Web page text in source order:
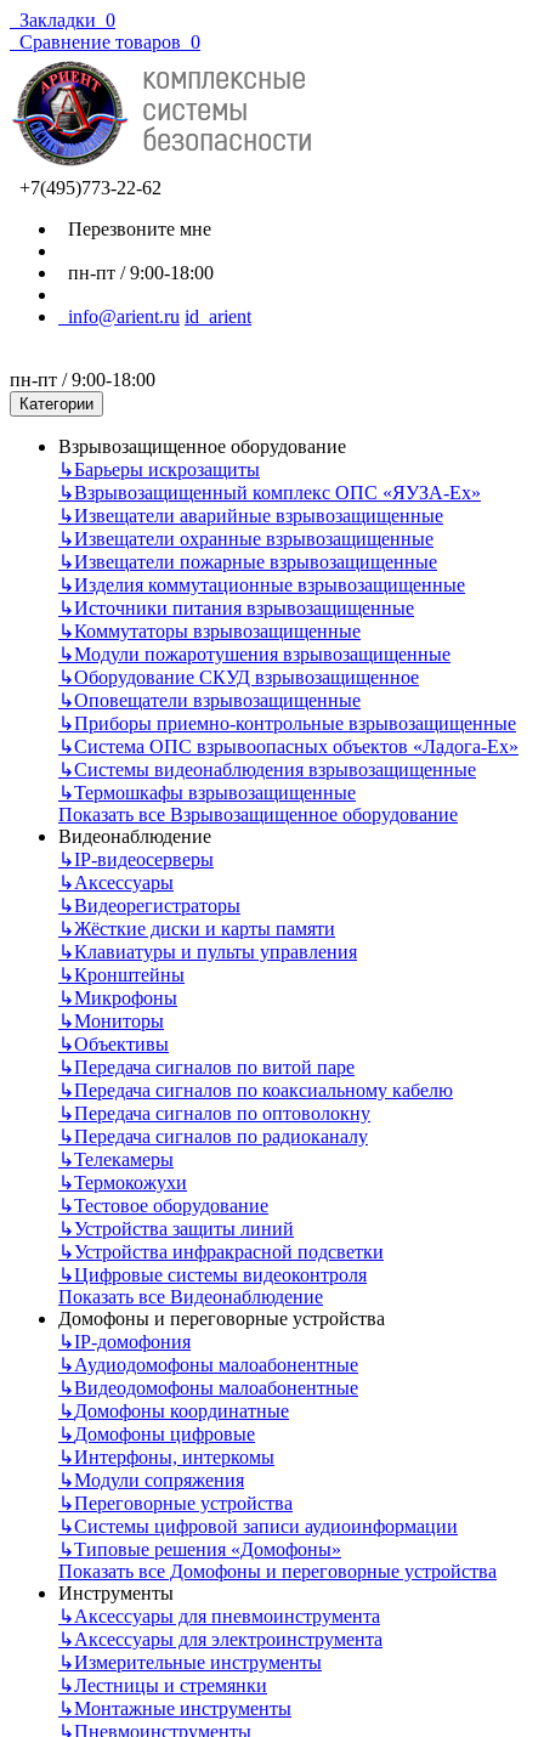
Закладки 0
Сравнение товаров 0
+7(495)773-22-62
Перезвоните мне
пн-пт / 9:00-18:00
info@arient.ru id_arient
пн-пт / 9:00-18:00
Категории
Взрывозащищенное оборудование
↳Барьеры искрозащиты
↳Взрывозащищенный комплекс ОПС «ЯУЗА-Ех»
↳Извещатели аварийные взрывозащищенные
↳Извещатели охранные взрывозащищенные
↳Извещатели пожарные взрывозащищенные
↳Изделия коммутационные взрывозащищенные
↳Источники питания взрывозащищенные
↳Коммутаторы взрывозащищенные
↳Модули пожаротушения взрывозащищенные
↳Оборудование СКУД взрывозащищенное
↳Оповещатели взрывозащищенные
↳Приборы приемно-контрольные взрывозащищенные
↳Система ОПС взрывоопасных объектов «Ладога-Ex»
↳Системы видеонаблюдения взрывозащищенные
↳Термошкафы взрывозащищенные
Показать все Взрывозащищенное оборудование
Видеонаблюдение
↳IP-видеосерверы
↳Аксессуары
↳Видеорегистраторы
↳Жёсткие диски и карты памяти
↳Клавиатуры и пульты управления
↳Кронштейны
↳Микрофоны
↳Мониторы
↳Объективы
↳Передача сигналов по витой паре
↳Передача сигналов по коаксиальному кабелю
↳Передача сигналов по оптоволокну
↳Передача сигналов по радиоканалу
↳Телекамеры
↳Термокожухи
↳Тестовое оборудование
↳Устройства защиты линий
↳Устройства инфракрасной подсветки
↳Цифровые системы видеоконтроля
Показать все Видеонаблюдение
Домофоны и переговорные устройства
↳IP-домофония
↳Аудиодомофоны малоабонентные
↳Видеодомофоны малоабонентные
↳Домофоны координатные
↳Домофоны цифровые
↳Интерфоны, интеркомы
↳Модули сопряжения
↳Переговорные устройства
↳Системы цифровой записи аудиоинформации
↳Типовые решения «Домофоны»
Показать все Домофоны и переговорные устройства
Инструменты
↳Аксессуары для пневмоинструмента
↳Аксессуары для электроинструмента
↳Измерительные инструменты
↳Лестницы и стремянки
↳Монтажные инструменты
↳Пневмоинструменты